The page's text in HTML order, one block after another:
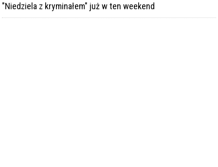
"Niedziela z kryminałem" już w ten weekend